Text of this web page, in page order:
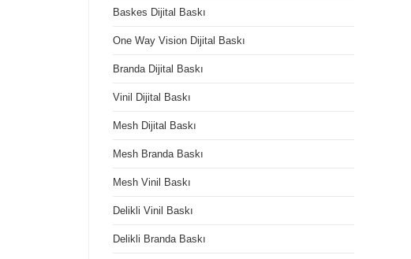
Baskes Dijital Baskı
One Way Vision Dijital Baskı
Branda Dijital Baskı
Vinil Dijital Baskı
Mesh Dijital Baskı
Mesh Branda Baskı
Mesh Vinil Baskı
Delikli Vinil Baskı
Delikli Branda Baskı